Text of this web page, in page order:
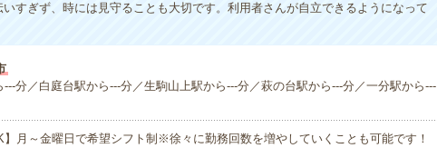
すぎず、時には見守ることも大切です。利用者さんが自立できるようになって
---分／白庭台駅から---分／生駒山上駅から---分／萩の台駅から---分／一分駅から---
】月～金曜日で希望シフト制※徐々に勤務回数を増やしていくことも可能です！